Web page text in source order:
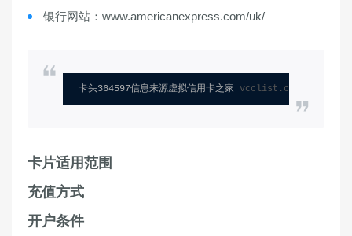
银行网站：www.americanexpress.com/uk/
卡头364597信息来源虚拟信用卡之家 vcclist.com
卡片适用范围
充值方式
开户条件